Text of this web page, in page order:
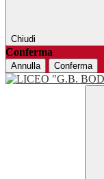
Chiudi
Conferma
Annulla Conferma